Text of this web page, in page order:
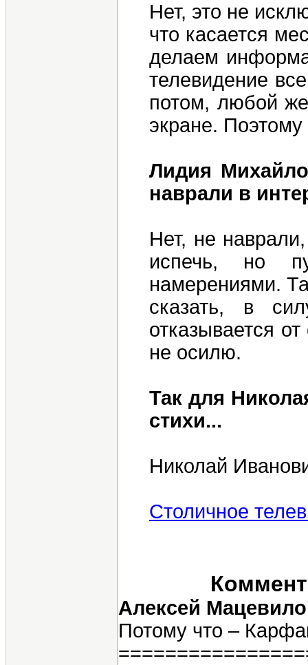
Нет, это не
что касается
делаем
телевидение
потом, любой
экране. Поэтому
Лидия
наврали в
Нет, не
испечь, но
намерениями.
сказать, в
отказывается
не осилю.
Так для
стихи...
Николай
Столичное
Алексей
Потому что –